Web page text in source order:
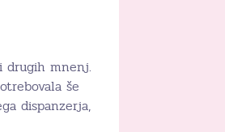
drugih mnenj.
še
dispanzerja,